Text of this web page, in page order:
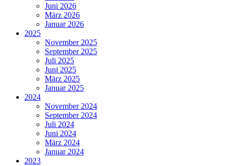
Juni 2026
März 2026
Januar 2026
2025
November 2025
September 2025
Juli 2025
Juni 2025
März 2025
Januar 2025
2024
November 2024
September 2024
Juli 2024
Juni 2024
März 2024
Januar 2024
2023